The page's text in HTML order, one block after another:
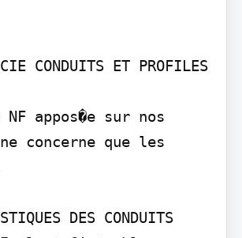
CONDUITS ET PROFILES
NF appos�e sur nos
concerne que les
DES CONDUITS